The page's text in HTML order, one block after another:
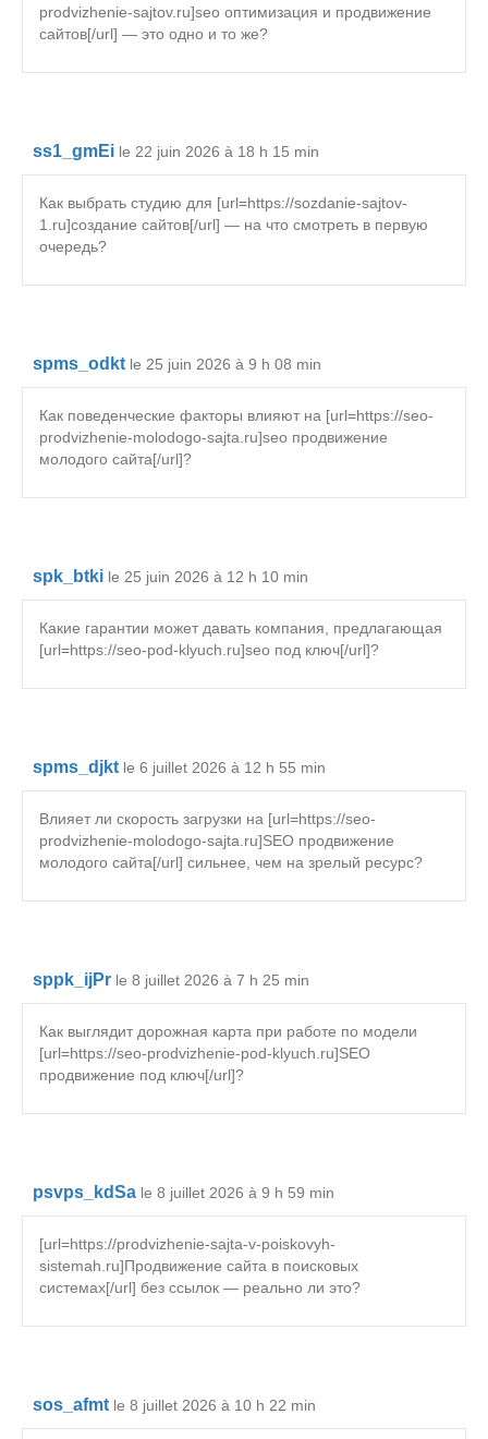
prodvizhenie-sajtov.ru]seo оптимизация и продвижение
сайтов[/url] — это одно и то же?
ss1_gmEi le 22 juin 2026 à 18 h 15 min
Как выбрать студию для [url=https://sozdanie-sajtov-
1.ru]создание сайтов[/url] — на что смотреть в первую
очередь?
spms_odkt le 25 juin 2026 à 9 h 08 min
Как поведенческие факторы влияют на [url=https://seo-
prodvizhenie-molodogo-sajta.ru]seo продвижение
молодого сайта[/url]?
spk_btki le 25 juin 2026 à 12 h 10 min
Какие гарантии может давать компания, предлагающая
[url=https://seo-pod-klyuch.ru]seo под ключ[/url]?
spms_djkt le 6 juillet 2026 à 12 h 55 min
Влияет ли скорость загрузки на [url=https://seo-
prodvizhenie-molodogo-sajta.ru]SEO продвижение
молодого сайта[/url] сильнее, чем на зрелый ресурс?
sppk_ijPr le 8 juillet 2026 à 7 h 25 min
Как выглядит дорожная карта при работе по модели
[url=https://seo-prodvizhenie-pod-klyuch.ru]SEO
продвижение под ключ[/url]?
psvps_kdSa le 8 juillet 2026 à 9 h 59 min
[url=https://prodvizhenie-sajta-v-poiskovyh-
sistemah.ru]Продвижение сайта в поисковых
системах[/url] без ссылок — реально ли это?
sos_afmt le 8 juillet 2026 à 10 h 22 min